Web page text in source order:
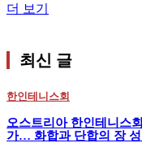
더 보기
최신 글
한인테니스회
오스트리아 한인테니스
가… 화합과 단합의 장